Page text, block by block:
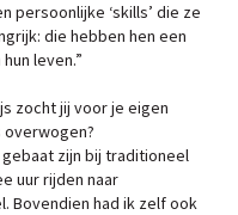
persoonlijke ‘skills’ die ze
die hebben hen een
leven.”
zocht jij voor je eigen
overwogen?
zijn bij traditioneel
uur rijden naar
Bovendien had ik zelf ook